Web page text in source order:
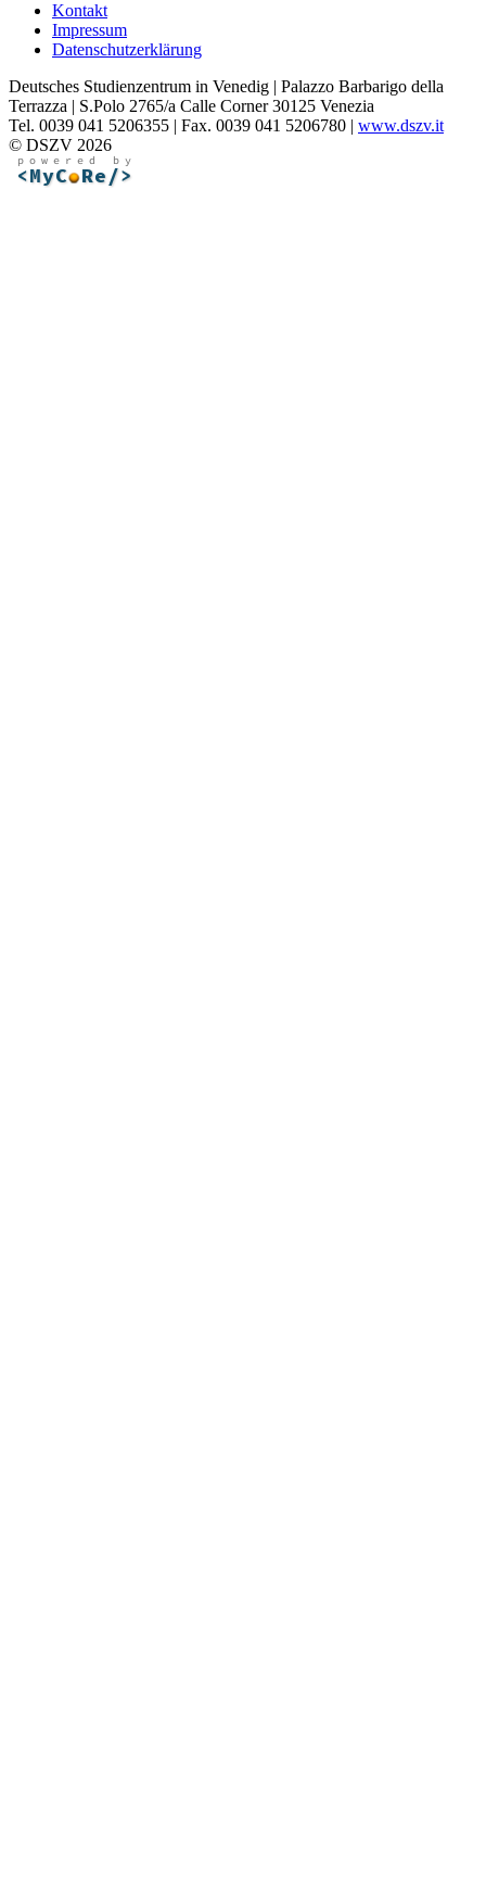
Kontakt
Impressum
Datenschutzerklärung
Deutsches Studienzentrum in Venedig | Palazzo Barbarigo della
Terrazza | S.Polo 2765/a Calle Corner 30125 Venezia
Tel. 0039 041 5206355 | Fax. 0039 041 5206780 | www.dszv.it
© DSZV 2026